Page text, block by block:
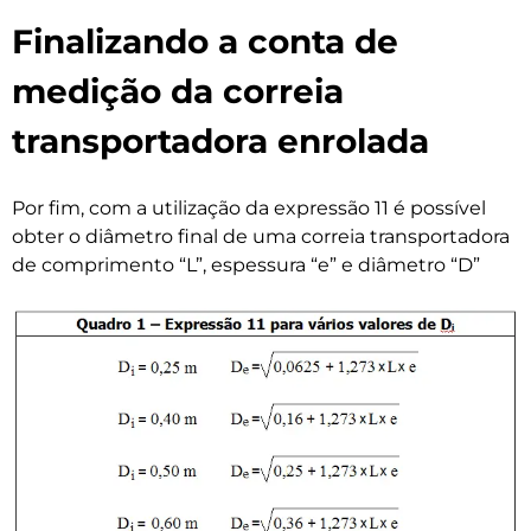
Finalizando a conta de
medição da correia
transportadora enrolada
Por fim, com a utilização da expressão 11 é possível
obter o diâmetro final de uma correia transportadora
de comprimento “L”, espessura “e” e diâmetro “D”